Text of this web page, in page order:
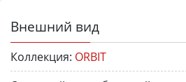
Внешний вид
Коллекция: ORBIT